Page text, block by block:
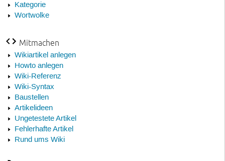
Kategorie
Wortwolke
Mitmachen
Wikiartikel anlegen
Howto anlegen
Wiki-Referenz
Wiki-Syntax
Baustellen
Artikelideen
Ungetestete Artikel
Fehlerhafte Artikel
Rund ums Wiki